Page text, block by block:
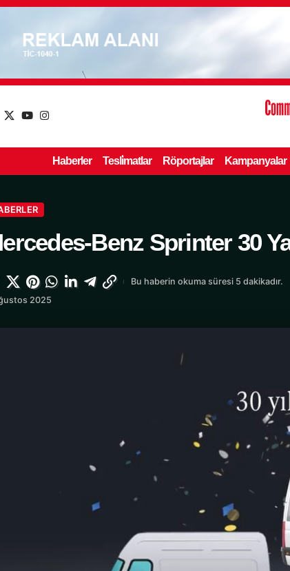
Haberler Tesli̇matlar Röportajlar Kampanyalar
Benz Sprinter 30
2025
Bu haberin okuma süresi 5 dakikadır.